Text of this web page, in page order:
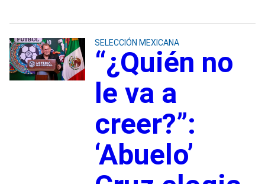
SELECCIÓN MEXICANA
“¿Quién no
le va a
creer?”:
‘Abuelo’